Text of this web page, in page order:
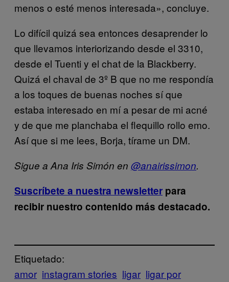
menos o esté menos interesada», concluye.
Lo difícil quizá sea entonces desaprender lo
que llevamos interiorizando desde el 3310,
desde el Tuenti y el chat de la Blackberry.
Quizá el chaval de 3º B que no me respondía
a los toques de buenas noches sí que
estaba interesado en mí a pesar de mi acné
y de que me planchaba el flequillo rollo emo.
Así que si me lees, Borja, tírame un DM.
Sigue a Ana Iris Simón en @anairissimon.
Suscríbete a nuestra newsletter para
recibir nuestro contenido más destacado.
Etiquetado:
amor instagram stories ligar ligar por